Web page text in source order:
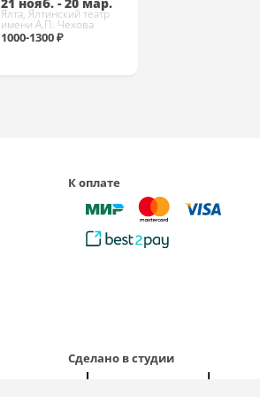
21 нояб. - 20 мар.
Ялта, Ялтинский театр
имени А.П. Чехова
1000-1300 ₽
К оплате
Сделано в студии